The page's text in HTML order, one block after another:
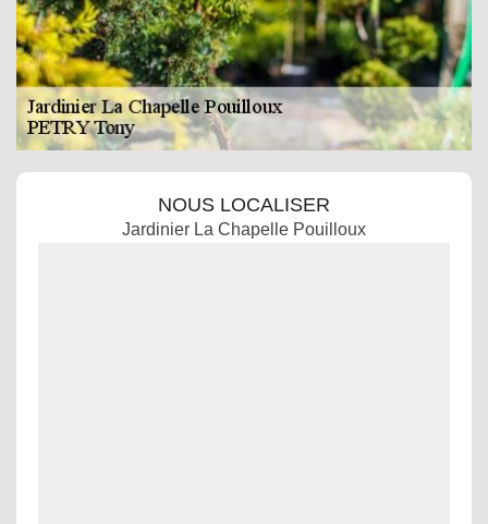
NOUS LOCALISER
Jardinier La Chapelle Pouilloux